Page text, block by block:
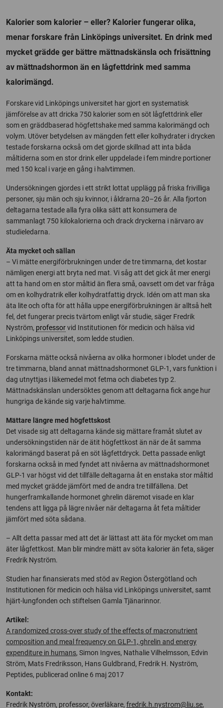
Kalorier som kalorier – eller? Kalorier fungerar olika,
menar forskare från Linköpings universitet. En drink med
mycket grädde ger bättre mättnadskänsla och frisättning
av mättnadshormon än en lågfettdrink med samma
kalorimängd.
Forskare vid Linköpings universitet har gjort en systematisk
jämförelse av att dricka 750 kalorier som en söt lågfettdrink eller
som en gräddbaserad högfettshake med samma kalorimängd och
volym. Utöver betydelsen av mängden fett eller kolhydrater i drycken
testade forskarna också om det gjorde skillnad att inta båda
måltiderna som en stor drink eller uppdelade i fem mindre portioner
med 150 kcal i varje en gång i halvtimmen.
Undersökningen gjordes i ett strikt lottat upplägg på friska frivilliga
personer, sju män och sju kvinnor, i åldrarna 20–26 år. Alla fjorton
deltagarna testade alla fyra olika sätt att konsumera de
sammanlagt 750 kilokalorierna och drack dryckerna i närvaro av
studieledarna.
Äta mycket och sällan
– Vi mätte energiförbrukningen under de tre timmarna, det kostar
nämligen energi att bryta ned mat. Vi såg att det gick åt mer energi
att ta hand om en stor måltid än flera små, oavsett om det var fråga
om en kolhydratrik eller kolhydratfattig dryck. Idén om att man ska
äta lite och ofta för att hålla uppe energiförbrukningen är alltså helt
fel, det fungerar precis tvärtom enligt vår studie, säger Fredrik
Nyström, professorvid Institutionen för medicin och hälsa vid
Linköpings universitet, som ledde studien.
Forskarna mätte också nivåerna av olika hormoner i blodet under de
tre timmarna, bland annat mättnadshormonet GLP-1, vars funktion i
dag utnyttjas i läkemedel mot fetma och diabetes typ 2.
Mättnadskänslan undersöktes genom att deltagarna fick ange hur
hungriga de kände sig varje halvtimme.
Mättare längre med högfettskost
Det visade sig att deltagarna kände sig mättare framåt slutet av
undersökningstiden när de ätit högfettkost än när de åt samma
kalorimängd baserat på en söt lågfettdryck. Detta passade enligt
forskarna också in med fyndet att nivåerna av mättnadshormonet
GLP-1 var högst vid det tillfälle deltagarna åt en enstaka stor måltid
med mycket grädde jämfört med de andra tre tillfällena. Det
hungerframkallande hormonet ghrelin däremot visade en klar
tendens att ligga på lägre nivåer när deltagarna åt feta måltider
jämfört med söta sådana.
– Allt detta passar med att det är lättast att äta för mycket om man
äter lågfettkost. Man blir mindre mätt av söta kalorier än feta, säger
Fredrik Nyström.
Studien har finansierats med stöd av Region Östergötland och
Institutionen för medicin och hälsa vid Linköpings universitet, samt
hjärt-lungfonden och stiftelsen Gamla Tjänarinnor.
Artikel:
A randomized cross-over study of the effects of macronutrient
composition and meal frequency on GLP-1, ghrelin and energy
expenditure in humans, Simon Ingves, Nathalie Vilhelmsson, Edvin
Ström, Mats Fredriksson, Hans Guldbrand, Fredrik H. Nyström,
Peptides, publicerad online 6 maj 2017
Kontakt:
Fredrik Nyström, professor, överläkare, fredrik.h.nystrom@liu.se,